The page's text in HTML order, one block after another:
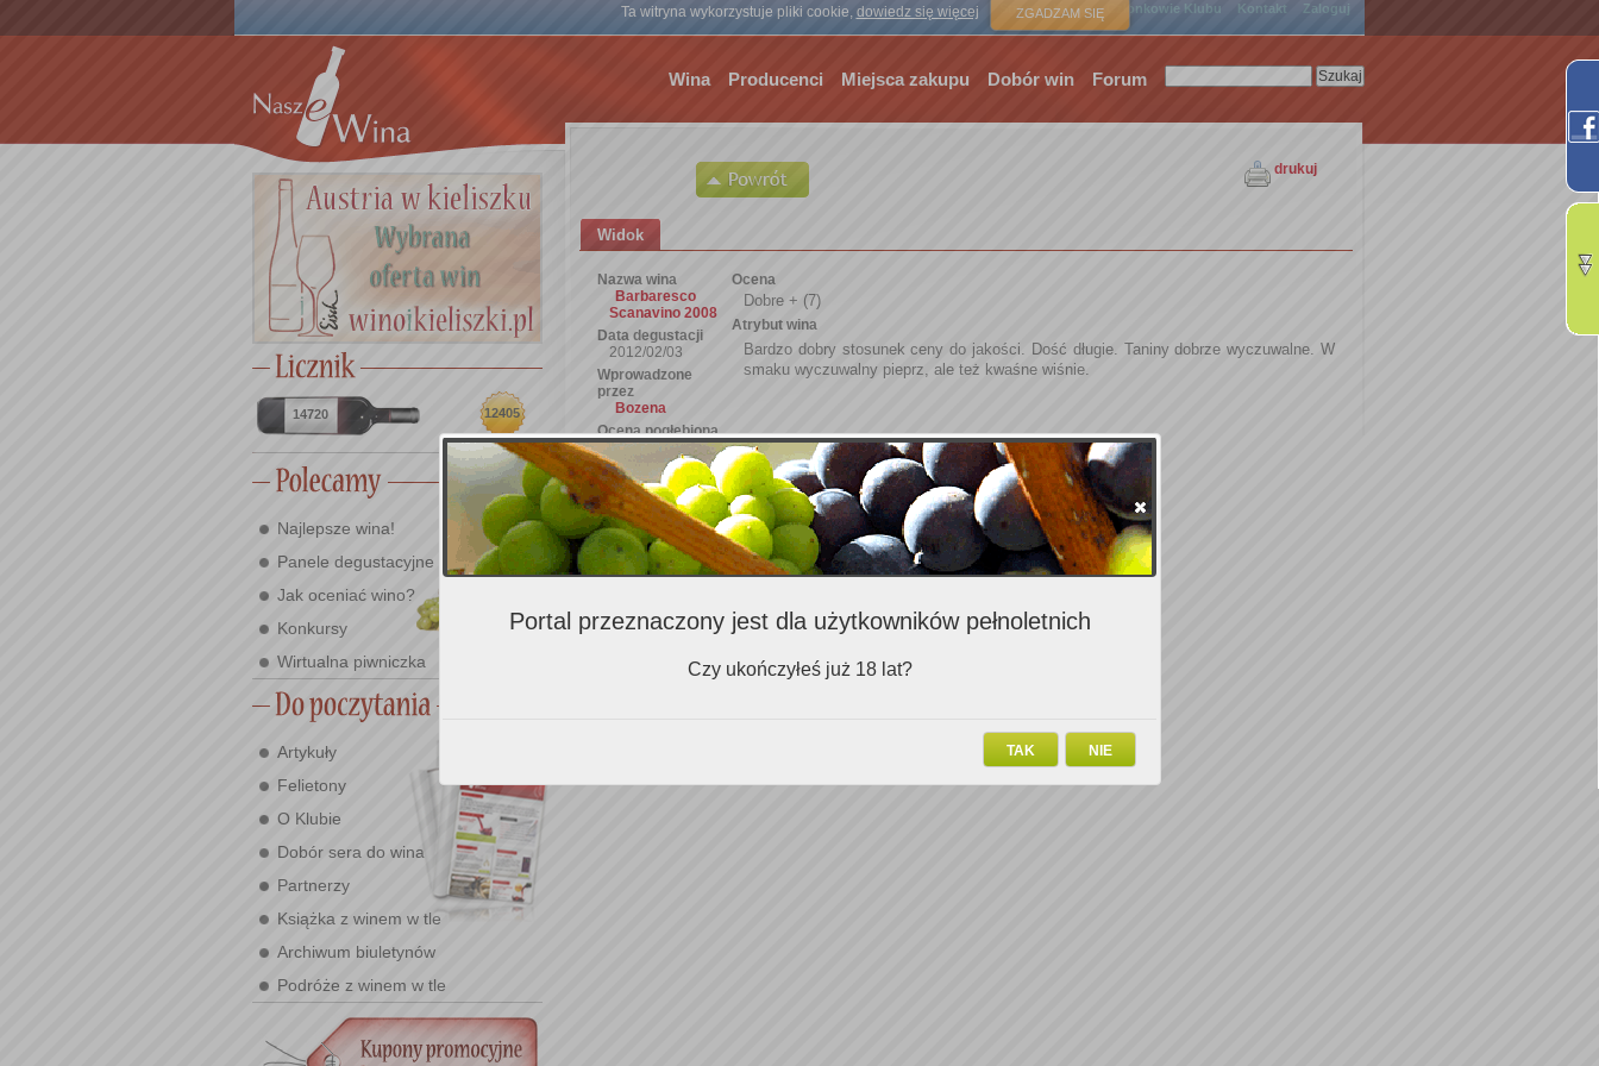
Ta witryna wykorzystuje pliki cookie, dowiedz się więcej ZGADZAM SIĘ
Strona główna Członkowie Klubu Kontakt Zaloguj
Wina Producenci Miejsca zakupu Dobór win Forum
14720 12405
Najlepsze wina!
Panele degustacyjne
Jak oceniać wino?
Konkursy
Wirtualna piwniczka
Artykuły
Felietony
O Klubie
Dobór sera do wina
Partnerzy
Książka z winem w tle
Archiwum biuletynów
Podróże z winem w tle
drukuj
Widok
Nazwa wina
Barbaresco
Scanavino 2008
Data degustacji
2012/02/03
Wprowadzone
przez
Bozena
Ocena
Dobre + (7)
Atrybut wina
Bardzo dobry stosunek ceny do jakości. Dość długie. Taniny dobrze wyczuwalne. W
smaku wyczuwalny pieprz, ale też kwaśne wiśnie.
Ocena pogłębiona
Barwa
Klarowność
Zapach
Smak
Portal przeznaczony jest dla użytkowników pełnoletnich
Czy ukończyłeś już 18 lat?
NIE
TAK